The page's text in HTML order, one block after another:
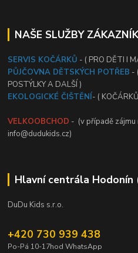
NAŠE SLUŽBY
SERVIS KOČÁRKŮ - ( PRO DĚTI I
PŮJČOVNA DĚTSKÝCH POTŘEB -
POSTÝLKY A DALŠÍ )
EKOLOGICKÉ ČIŠTĚNÍ- (
VELKOOBCHOD - (v případě zájmu
info@dudukids.cz)
Hlavní centrála Hodonín
DuDu Kids s.r.o.
+420 730 939 438
Po-Pá 10-17hod WhatsApp